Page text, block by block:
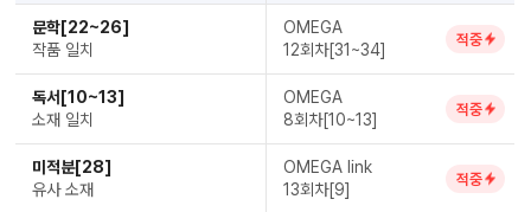
문학[22~26]
작품 일치
OMEGA
12회차[31~34]
적중
독서[10~13]
소재 일치
OMEGA
8회차[10~13]
적중
미적분[28]
유사 소재
OMEGA link
13회차[9]
적중